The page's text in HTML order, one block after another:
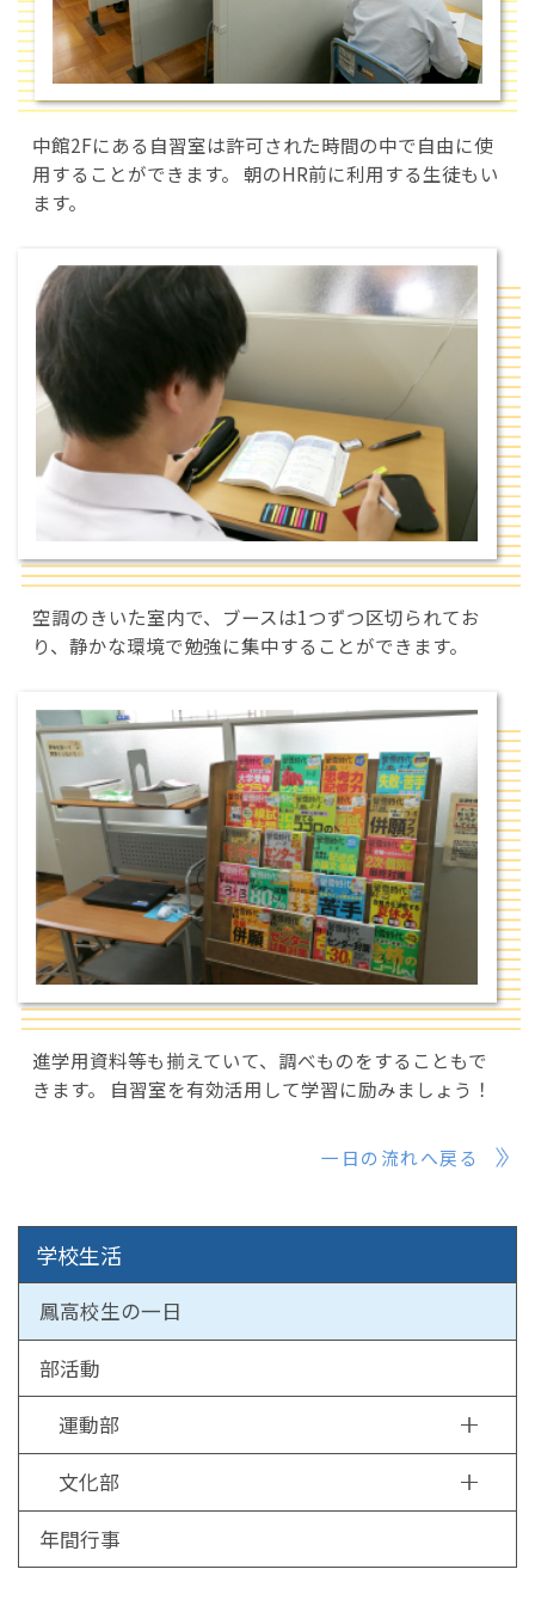
中館2Fにある自習室は許可された時間の中で自由に使
用することができます。 朝のHR前に利用する生徒もい
ます。
空調のきいた室内で、ブースは1つずつ区切られてお
り、静かな環境で勉強に集中することができます。
進学用資料等も揃えていて、調べものをすることもで
きます。 自習室を有効活用して学習に励みましょう！
一日の流れへ戻る
学校生活
鳳高校生の一日
部活動
運動部
文化部
年間行事